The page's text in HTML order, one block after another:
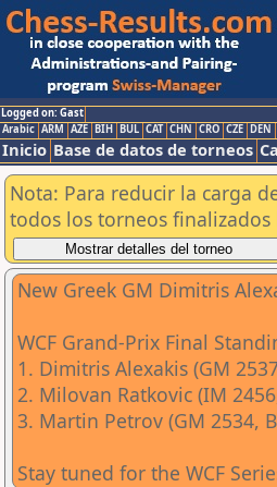
Logged on: Gast
Arabic ARM AZE BIH BUL CAT CHN CRO CZE DEN
Inicio Base de datos de torneos
Nota: Para reducir la carga
todos los torneos finalizados
New Greek GM Dimitris
WCF Grand-Prix Final
1. Dimitris Alexakis (GM
2. Milovan Ratkovic (IM
3. Martin Petrov (GM 2534,
Stay tuned for the WCF